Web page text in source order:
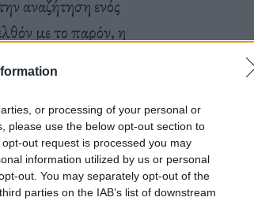
or processing of your personal or
please use the below opt-out section to
out request is processed you may
information utilized by us or personal
out. You may separately opt-out of the
parties on the IAB’s list of downstream
αναζήτηση ενός
με το παρόν, η
συνύπαρξη